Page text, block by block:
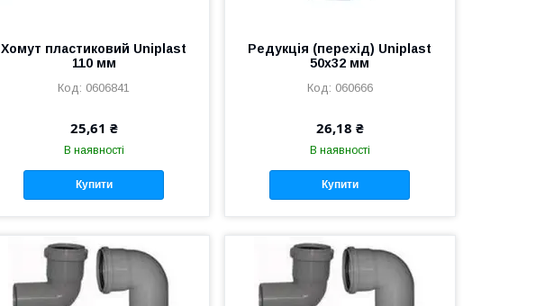
Хомут пластиковий Uniplast
110 мм
0606841
25,61 ₴
В наявності
Купити
Редукція (перехід) Uniplast
50х32 мм
060666
26,18 ₴
В наявності
Купити